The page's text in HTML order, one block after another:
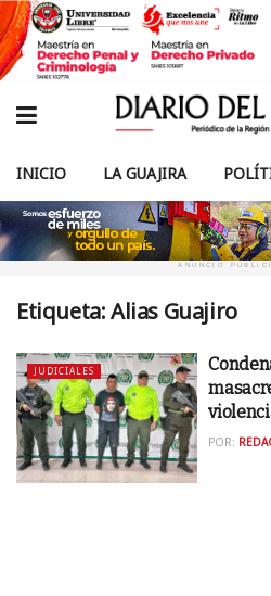
INICIO LA GUAJIRA
ANUNCIO
Etiqueta:Alias Guajiro
JUDICIALES
POR: